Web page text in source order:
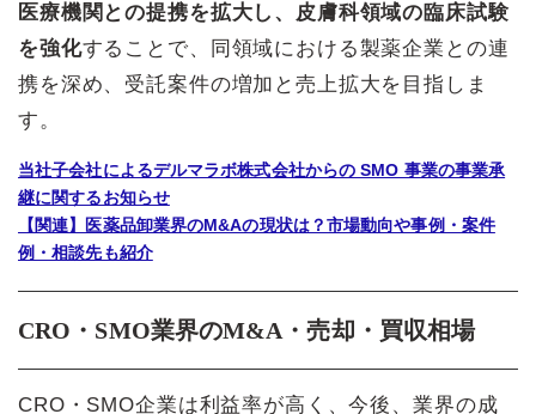
医療機関との提携を拡大し、皮膚科領域の臨床試験
を強化することで、同領域における製薬企業との連
携を深め、受託案件の増加と売上拡大を目指しま
す。
当社子会社によるデルマラボ株式会社からの SMO 事業の事業承
継に関するお知らせ
【関連】医薬品卸業界のM&Aの現状は？市場動向や事例・案件
例・相談先も紹介
CRO・SMO業界のM&A・売却・買収相場
CRO・SMO企業は利益率が高く、今後、業界の成